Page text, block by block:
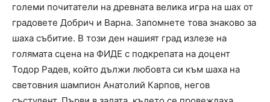
големи почитатели на древната велика игра на шах от
градовете Добрич и Варна. Запомнете това знаково за
шаха събитие. В този ден нашият град излезе на
голямата сцена на ФИДЕ с подкрепата на доцент
Тодор Радев, който дължи любовта си към шаха на
световния шампион Анатолий Карпов, негов